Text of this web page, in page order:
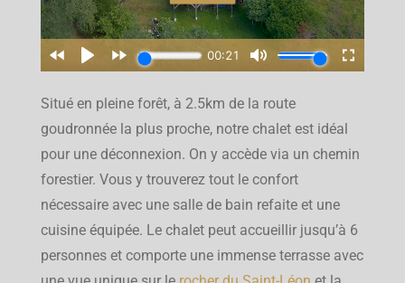
Situé en pleine forêt, à 2.5km de la route
goudronnée la plus proche, notre chalet est idéal
pour une déconnexion. On y accède via un chemin
forestier. Vous y trouverez tout le confort
nécessaire avec une salle de bain refaite et une
cuisine équipée. Le chalet peut accueillir jusqu’à 6
personnes et comporte une immense terrasse avec